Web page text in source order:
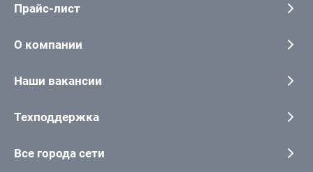
Прайс-лист
О компании
Наши вакансии
Техподдержка
Все города сети